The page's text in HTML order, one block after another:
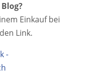
Einkauf bei
Link.